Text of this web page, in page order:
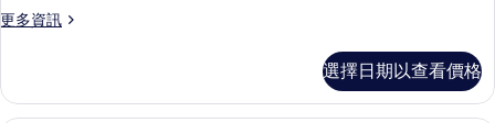
的
相
景
詳
情
的
有
相
更多資訊
更
澤
大
選擇日期以查看價格